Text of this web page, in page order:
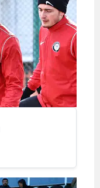
Düzce